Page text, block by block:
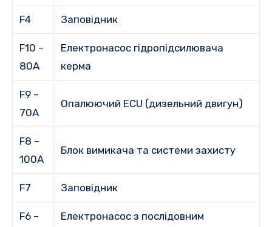
F4 Заповідник
F10 –
80А
Електронасос гідропідсилювача
керма
F9 –
70А
Опалюючий ECU (дизельний двигун)
F8 –
100А
Блок вимикача та системи захисту
F7 Заповідник
F6 –
Електронасос з послідовним